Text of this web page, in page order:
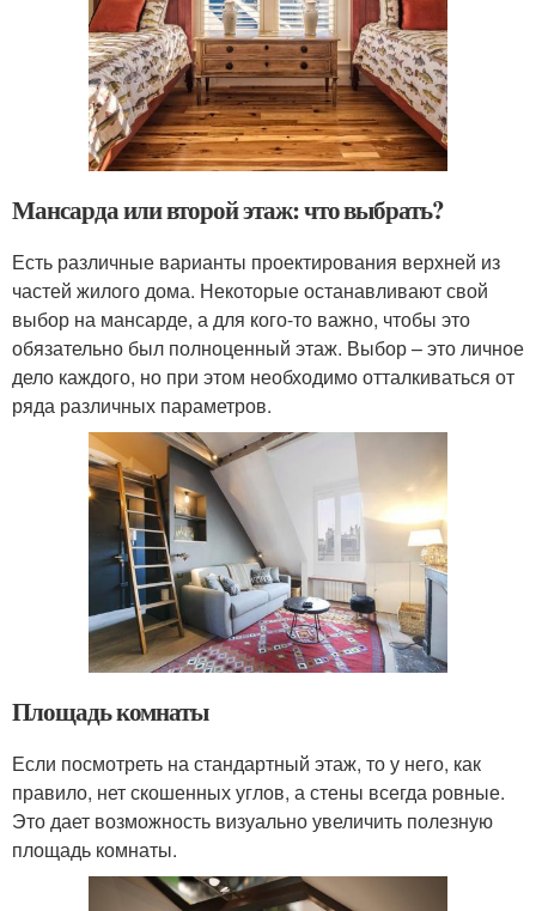
Мансарда или второй этаж: что выбрать?
Есть различные варианты проектирования верхней из
частей жилого дома. Некоторые останавливают свой
выбор на мансарде, а для кого-то важно, чтобы это
обязательно был полноценный этаж. Выбор – это личное
дело каждого, но при этом необходимо отталкиваться от
ряда различных параметров.
Площадь комнаты
Если посмотреть на стандартный этаж, то у него, как
правило, нет скошенных углов, а стены всегда ровные.
Это дает возможность визуально увеличить полезную
площадь комнаты.